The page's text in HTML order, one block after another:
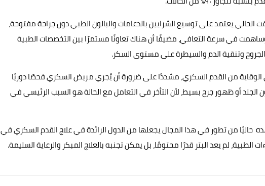
الحالي يعتمد على توسيع الشرايين بالدعامات والبالون الطبي دون جراحة مفتوحة،
في سرعة التعافي، مضيفًا أن هناك تعاونًا مستمرًا بين التخصصات الطبية
وتنقية الدم والسيطرة على مستوى السكر.
من القدم السكري، مشددًا على ضرورة أن يُجري مريض السكري فحصًا دوريًا
أو ظهور جرح بسيط، لأن التأخر في التعامل مع الحالة هو السبب الرئيسي في
حاليًا من تطور في هذا المجال يجعلها من الدول الرائدة في علاج القدم السكري في
الطبية، لم يعد البتر قدرًا محتومًا، بل يمكن تجنبه بالعلاج المبكر والرعاية السليمة.